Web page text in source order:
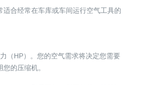
适合经常在车库或车间运行空气工具的
（HP）。您的空气需求将决定您需要
的压缩机。